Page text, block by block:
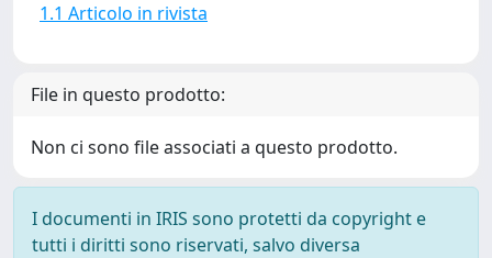
1.1 Articolo in rivista
File in questo prodotto:
Non ci sono file associati a questo prodotto.
I documenti in IRIS sono protetti da copyright e
tutti i diritti sono riservati, salvo diversa